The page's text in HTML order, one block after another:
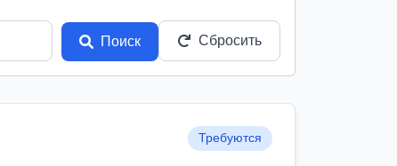
Поиск
Сбросить
Требуются